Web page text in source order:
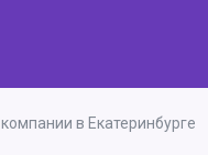
в Екатеринбурге